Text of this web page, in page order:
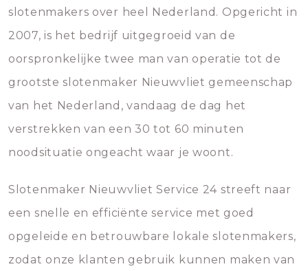
slotenmakers over heel Nederland. Opgericht in
2007, is het bedrijf uitgegroeid van de
oorspronkelijke twee man van operatie tot de
grootste slotenmaker Nieuwvliet gemeenschap
van het Nederland, vandaag de dag het
verstrekken van een 30 tot 60 minuten
noodsituatie ongeacht waar je woont.
Slotenmaker Nieuwvliet Service 24 streeft naar
een snelle en efficiënte service met goed
opgeleide en betrouwbare lokale slotenmakers,
zodat onze klanten gebruik kunnen maken van